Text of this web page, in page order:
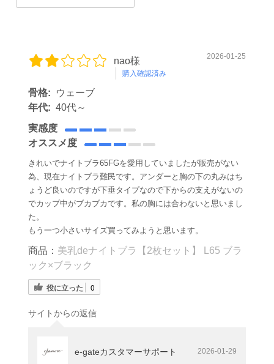
nao様
購入確認済み
2026-01-25
骨格:
ウェーブ
年代: 40代～
実感度
オススメ度
きれいでナイトブラ65FGを愛用していましたが販売がない
為、現在ナイトブラ難民です。アンダーと胸の下の丸みはち
ょうど良いのですが下垂タイプなので下からの支えがないの
でカップ中がブカブカです。私の胸には合わないと思いまし
た。
もう一つ小さいサイズ買ってみようと思います。
商品： 美乳deナイトブラ【2枚セット】 L65 ブラ
ック×ブラック
役に立った 0
サイトからの返信
e-gateカスタマーサポート 2026-01-29